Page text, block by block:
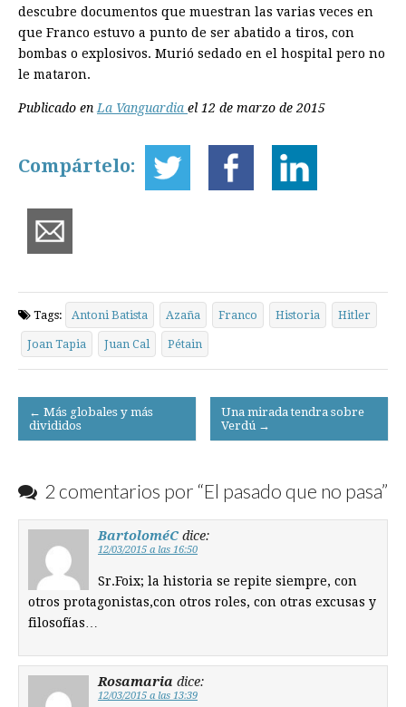
descubre documentos que muestran las varias veces en
que Franco estuvo a punto de ser abatido a tiros, con
bombas o explosivos. Murió sedado en el hospital pero no
le mataron.
Publicado en La Vanguardia el 12 de marzo de 2015
Compártelo:
Tags: Antoni Batista Azaña Franco Historia Hitler
Joan Tapia Juan Cal Pétain
Post
navigation
← Más globales y más
divididos
Una mirada tendra sobre
Verdú →
2 comentarios por “El pasado que no pasa”
BartoloméC dice:
12/03/2015 a las 16:50
Sr.Foix; la historia se repite siempre, con
otros protagonistas,con otros roles, con otras excusas y
filosofías…
Rosamaria dice:
12/03/2015 a las 13:39